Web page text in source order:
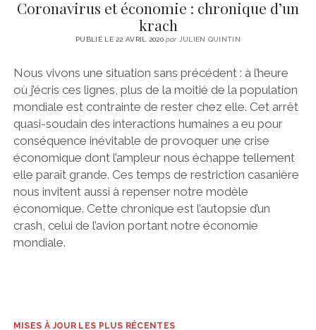
Coronavirus et économie : chronique d’un
krach
PUBLIÉ LE 22 AVRIL 2020parJULIEN QUINTIN
Nous vivons une situation sans précédent : à l’heure
où j’écris ces lignes, plus de la moitié de la population
mondiale est contrainte de rester chez elle. Cet arrêt
quasi-soudain des interactions humaines a eu pour
conséquence inévitable de provoquer une crise
économique dont l’ampleur nous échappe tellement
elle paraît grande. Ces temps de restriction casanière
nous invitent aussi à repenser notre modèle
économique. Cette chronique est l’autopsie d’un
crash, celui de l’avion portant notre économie
mondiale.
MISES À JOUR LES PLUS RÉCENTES